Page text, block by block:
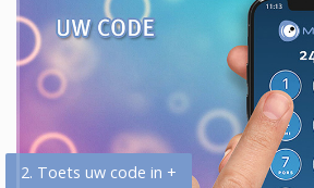
2. Toets uw code in +